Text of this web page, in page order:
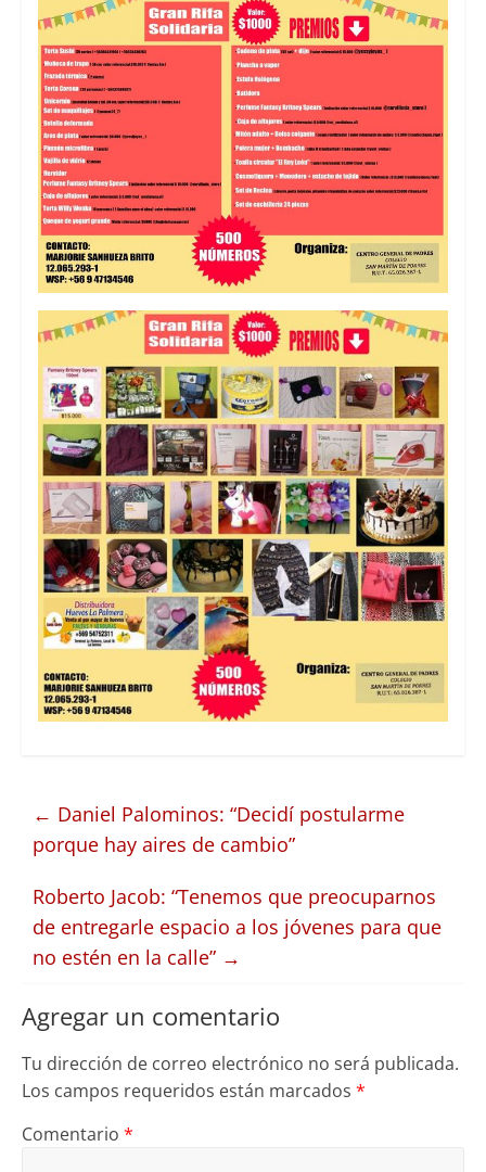
← Daniel Palominos: “Decidí postularme
porque hay aires de cambio”
Roberto Jacob: “Tenemos que preocuparnos
de entregarle espacio a los jóvenes para que
no estén en la calle” →
Agregar un comentario
Tu dirección de correo electrónico no será publicada.
Los campos requeridos están marcados *
Comentario *